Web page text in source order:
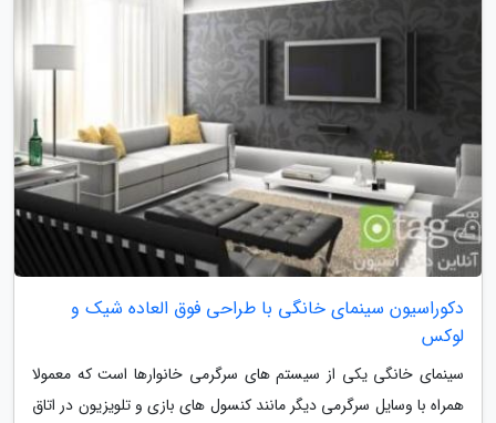
دکوراسیون سینمای خانگی با طراحی فوق العاده شیک و
لوکس
سینمای خانگی یکی از سیستم های سرگرمی خانوارها است که معمولا
همراه با وسایل سرگرمی دیگر مانند کنسول های بازی و تلویزیون در اتاق